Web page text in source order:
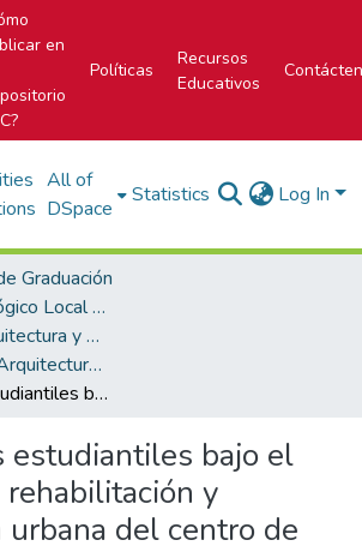
en
Políticas
Recursos
Educativos
All of
DSpace
Statistics Log In
Graduación
Campus Tecnológico Local San José
Escuela de Arquitectura y Urbanismo
Licenciatura en Arquitectura y Urbanismo
Residencias estudiantiles bajo el marco de la rehabilitación y reactivación urbana del centro de San José
estudiantiles bajo el
rehabilitación y
urbana del centro de